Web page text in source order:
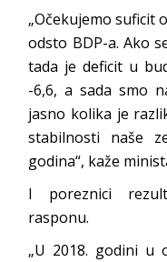
„Očekujemo suficit
odsto BDP-a. Ako
tada je deficit u
-6,6, a sada smo
jasno kolika je
stabilnosti naše
godina“, kaže
I poreznici
rasponu.
„U 2018. godini u